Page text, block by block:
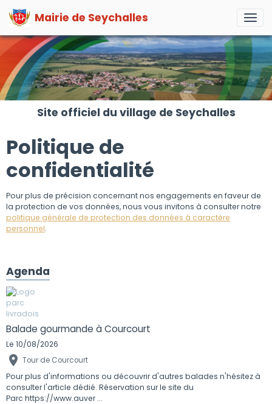
Mairie de Seychalles
Site officiel du village de Seychalles
Politique de
confidentialité
Pour plus de précision concernant nos engagements en faveur de
la protection de vos données, nous vous invitons à consulter notre
politique générale de protection des données à caractère
personnel.
Agenda
Balade gourmande à Courcourt
Le 10/08/2026
Tour de Courcourt
Pour plus d'informations ou découvrir d'autres balades n'hésitez à
consulter l'article dédié. Réservation sur le site du
Parc https://www.auver ...